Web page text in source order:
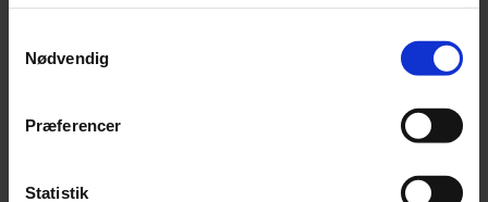
Nødvendig
Præferencer
Statistik
skattelovgivningen.